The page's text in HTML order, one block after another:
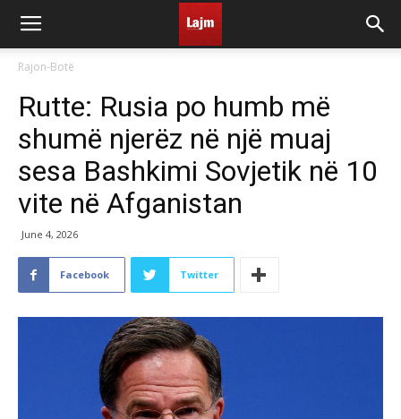
Rajon-Botë
Rutte: Rusia po humb më
shumë njerëz në një muaj
sesa Bashkimi Sovjetik në 10
vite në Afganistan
June 4, 2026
Facebook Twitter